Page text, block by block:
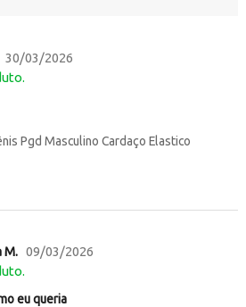
30/03/2026
Pgd Masculino Cardaço Elastico
M. 09/03/2026
eu queria